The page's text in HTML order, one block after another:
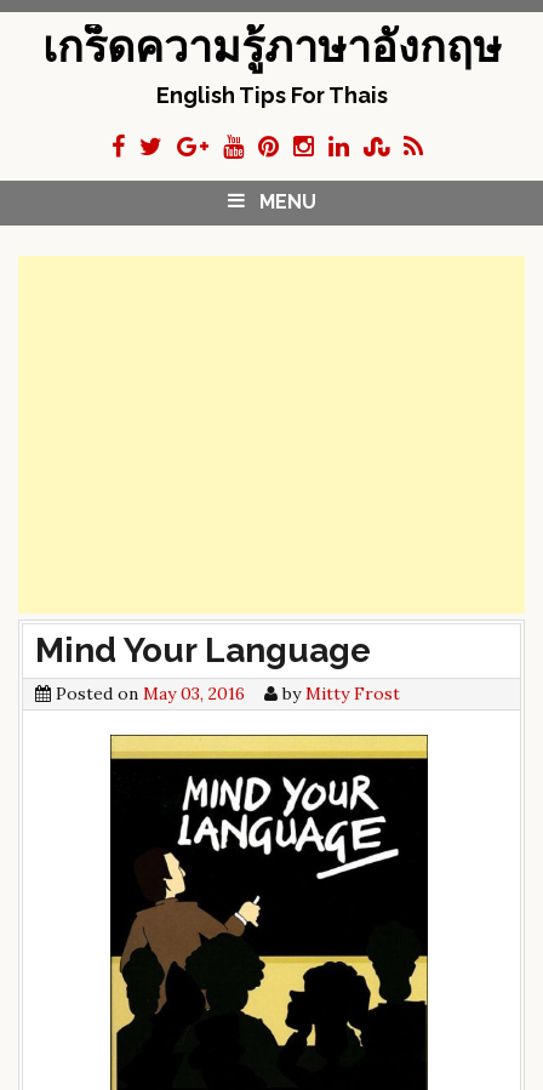
c
เกร็ดความรู้ภาษาอังกฤษ
English Tips For Thais
MENU
Mind Your Language
Posted on May 03, 2016 byMitty Frost